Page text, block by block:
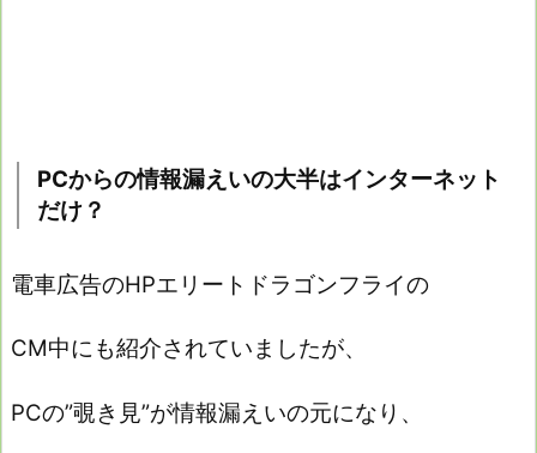
PCからの情報漏えいの大半はインターネット
だけ？
電車広告のHPエリートドラゴンフライの
CM中にも紹介されていましたが、
PCの”覗き見”が情報漏えいの元になり、